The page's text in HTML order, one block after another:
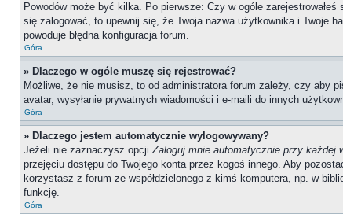
Powodów może być kilka. Po pierwsze: Czy w ogóle
się zalogować, to upewnij się, że Twoja nazwa użytkownika i Twoje
powoduje błędna konfiguracja forum.
Góra
» Dlaczego w ogóle muszę się rejestrować?
Możliwe, że nie musisz, to od administratora forum zależy, czy aby
avatar, wysyłanie prywatnych wiadomości i e-maili do innych
Góra
» Dlaczego jestem automatycznie wylogowywany?
Jeżeli nie zaznaczysz opcjiZaloguj mnie automatycznie przy każdej
przejęciu dostępu do Twojego konta przez kogoś innego. Aby
korzystasz z forum ze współdzielonego z kimś komputera, np. w
funkcję.
Góra